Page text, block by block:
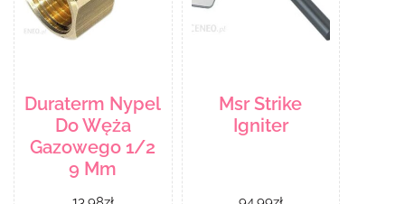
Duraterm Nypel
Do Węża
Gazowego 1/2
9 Mm
Msr Strike
Igniter